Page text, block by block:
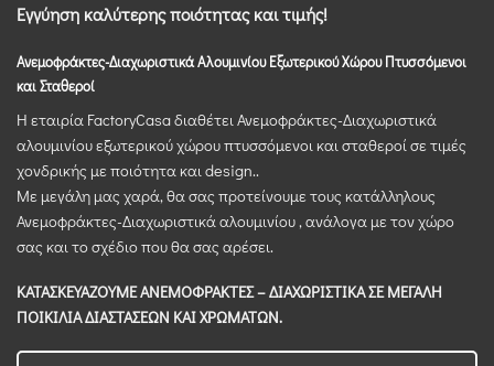
Εγγύηση καλύτερης ποιότητας και τιμής!
Ανεμοφράκτες-Διαχωριστικά Αλουμινίου Εξωτερικού Χώρου Πτυσσόμενοι
και Σταθεροί
Η εταιρία FactoryCasa διαθέτει Ανεμοφράκτες-Διαχωριστικά
αλουμινίου εξωτερικού χώρου πτυσσόμενοι και σταθεροί σε τιμές
χονδρικής με ποιότητα και design..
Με μεγάλη μας χαρά, θα σας προτείνουμε τους κατάλληλους
Ανεμοφράκτες-Διαχωριστικά αλουμινίου , ανάλογα με τον χώρο
σας και το σχέδιο που θα σας αρέσει.
ΚΑΤΑΣΚΕΥΑΖΟΥΜΕ ΑΝΕΜΟΦΡΑΚΤΕΣ – ΔΙΑΧΩΡΙΣΤΙΚΑ ΣΕ ΜΕΓΑΛΗ
ΠΟΙΚΙΛΙΑ ΔΙΑΣΤΑΣΕΩΝ ΚΑΙ ΧΡΩΜΑΤΩΝ.